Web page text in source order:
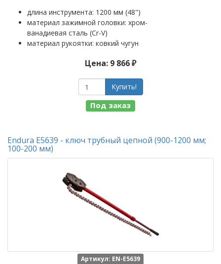
длина инструмента: 1200 мм (48")
материал зажимной головки: хром-
ванадиевая сталь (Cr-V)
материал рукоятки: ковкий чугун
Цена: 9 866 ₽
Купить!
Под заказ
Endura E5639 - ключ трубный цепной (900-1200 мм;
100-200 мм)
Артикул: EN-E5639